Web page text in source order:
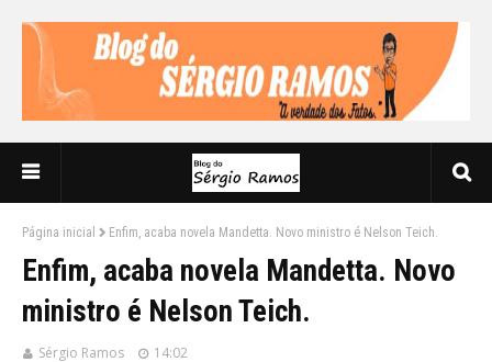
Página inicial Enfim, acaba novela Mandetta. Novo ministro é Nelson Teich.
Enfim, acaba novela Mandetta. Novo
ministro é Nelson Teich.
Sérgio Ramos 14:02